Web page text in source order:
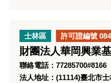
士林區 許可證編號 084
財團法人華岡興業
聯絡電話：77285700#8166
法人地址：(11114)臺北市